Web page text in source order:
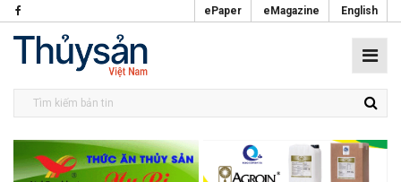
ePaper eMagazine English